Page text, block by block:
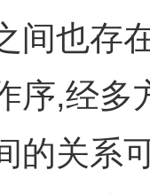
间也存
序,经多
的关系